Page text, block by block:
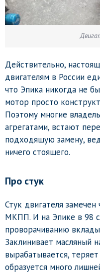
Действительно,
двигателям в России
что Эпика никогда не
мотор просто
Поэтому многие
агрегатами, встают
подходящую замену,
ничего стоящего.
Про стук
Стук двигателя
МКПП. И на Эпике в 98
проворачиванию
Заклинивает масляный
вырабатывается,
образуется много